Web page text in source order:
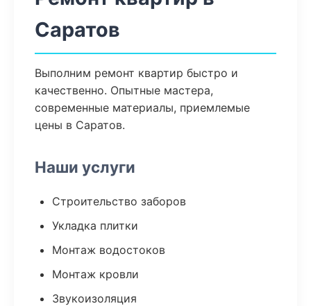
Саратов
Выполним ремонт квартир быстро и
качественно. Опытные мастера,
современные материалы, приемлемые
цены в Саратов.
Наши услуги
Строительство заборов
Укладка плитки
Монтаж водостоков
Монтаж кровли
Звукоизоляция